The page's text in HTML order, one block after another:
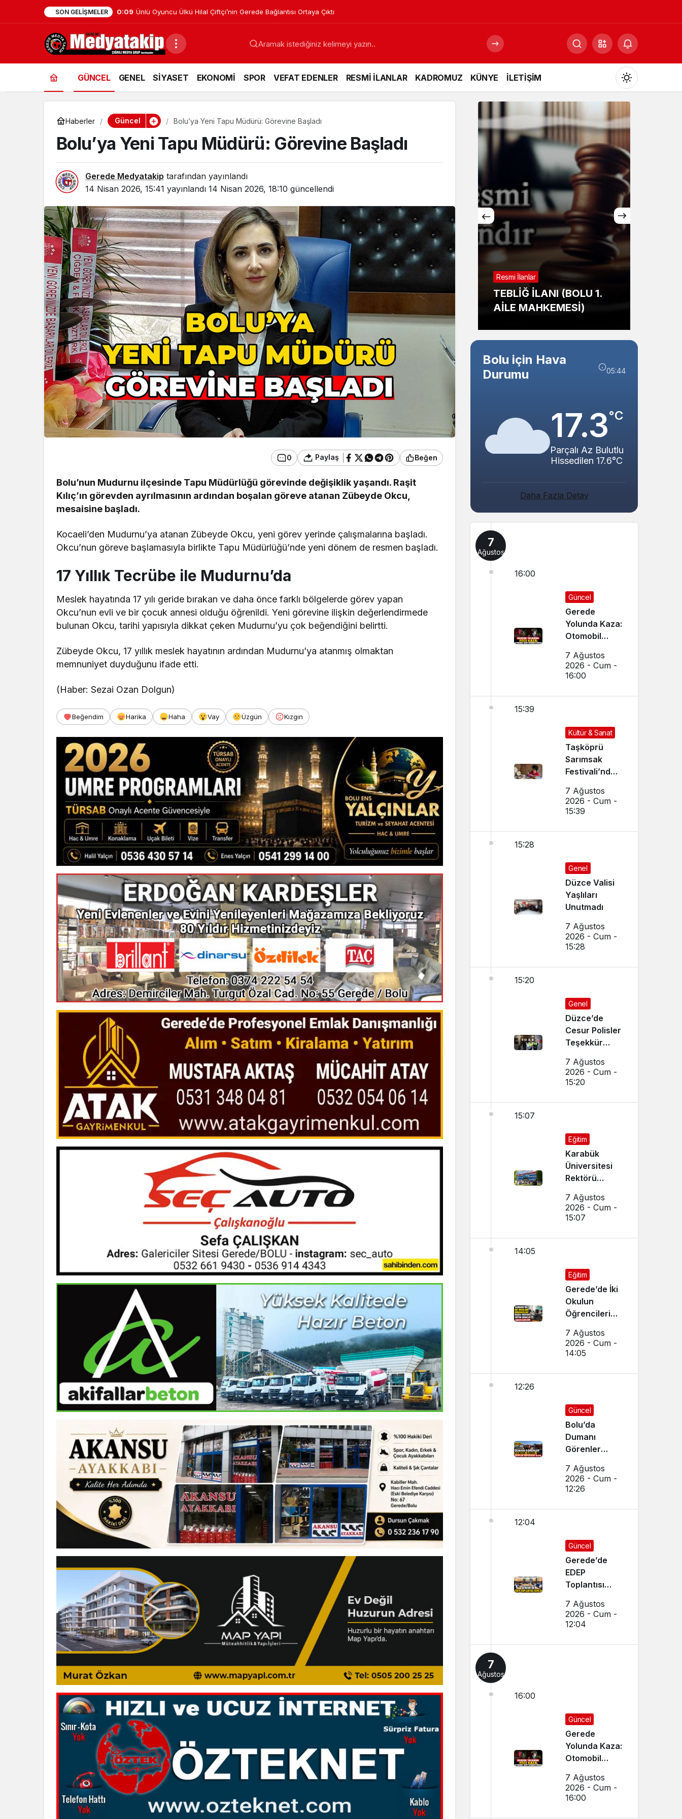
SON GELIŞMELER 0:01 Gerede’de Görev Yapan Banka Müdürü Hakkında Yeni Karar
GÜNCEL GENEL SİYASET EKONOMİ SPOR VEFAT EDENLER RESMİ İLANLAR KADROMUZ KÜNYE İLETİŞİM
Mod
değiştir
Gündüz Modu
Gündüz modunu seçin.
Gece Modu
Gece modunu seçin.
Sistem Modu
Sistem modunu seçin.
Haberler Güncel Bolu’ya Yeni Tapu Müdürü: Görevine Başladı
Bolu’ya Yeni Tapu Müdürü: Görevine Başladı
Gerede Medyatakip tarafından yayınlandı
14 Nisan 2026, 15:41 yayınlandı 14 Nisan 2026, 18:10 güncellendi
0 Paylaş Beğen
Bolu’nun Mudurnu ilçesinde Tapu Müdürlüğü görevinde değişiklik yaşandı. Raşit
Kılıç’ın görevden ayrılmasının ardından boşalan göreve atanan Zübeyde Okcu,
mesaisine başladı.
Kocaeli’den Mudurnu’ya atanan Zübeyde Okcu, yeni görev yerinde çalışmalarına başladı.
Okcu’nun göreve başlamasıyla birlikte Tapu Müdürlüğü’nde yeni dönem de resmen başladı.
17 Yıllık Tecrübe ile Mudurnu’da
Meslek hayatında 17 yılı geride bırakan ve daha önce farklı bölgelerde görev yapan
Okcu’nun evli ve bir çocuk annesi olduğu öğrenildi. Yeni görevine ilişkin değerlendirmede
bulunan Okcu, tarihi yapısıyla dikkat çeken Mudurnu’yu çok beğendiğini belirtti.
Zübeyde Okcu, 17 yıllık meslek hayatının ardından Mudurnu’ya atanmış olmaktan
memnuniyet duyduğunu ifade etti.
(Haber: Sezai Ozan Dolgun)
Beğendim Harika Haha Vay Üzgün Kızgın
Güncel
Ünlü Oyuncu Ülkü Hilal
Çiftçi’nin Gerede
Bağlantısı Ortaya Çıktı
Güncel
Gerede’de Görev Yapan
Banka Müdürü Hakkında
Yeni Karar
Resmi İlanlar
TEBLİĞ İLANI (BOLU 1.
AİLE MAHKEMESİ)
Bolu için Hava
Durumu
05:44
17.3°C
Parçalı Az Bulutlu
Hissedilen 17.6°C
Daha Fazla Detay
7
Ağustos
16:00
Güncel
Gerede
Yolunda Kaza:
Otomobil
Hurdaya
Döndü
7 Ağustos
2026 - Cum -
16:00
15:39
Kültür & Sanat
Taşköprü
Sarımsak
Festivali’nde
Yöresel
Lezzetler
7 Ağustos
2026 - Cum -
15:39
15:28
Genel
Düzce Valisi
Yaşlıları
Unutmadı
7 Ağustos
2026 - Cum -
15:28
15:20
Genel
Düzce’de
Cesur Polisler
Teşekkür
7 Ağustos
2026 - Cum -
15:20
15:07
Eğitim
Karabük
Üniversitesi
Rektörü
Aday
Öğrencilere
7 Ağustos
2026 - Cum -
15:07
14:05
Eğitim
Gerede’de İki
Okulun
Öğrencileri
Eğitim
Görecek
7 Ağustos
2026 - Cum -
14:05
12:26
Güncel
Bolu’da
Dumanı
Görenler
Ekipler
Seferber Oldu
7 Ağustos
2026 - Cum -
12:26
12:04
Güncel
Gerede’de
EDEP
Toplantısı
7 Ağustos
2026 - Cum -
12:04
7
Ağustos
16:00
Güncel
Gerede
Yolunda Kaza:
Otomobil
Hurdaya
Döndü
7 Ağustos
2026 - Cum -
16:00